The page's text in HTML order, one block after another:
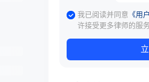
我已阅读并同意 《用
许接受更多律师的服务